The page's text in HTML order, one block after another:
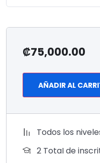
₡75,000.00
AÑADIR AL
Todos los
2 TotaI de